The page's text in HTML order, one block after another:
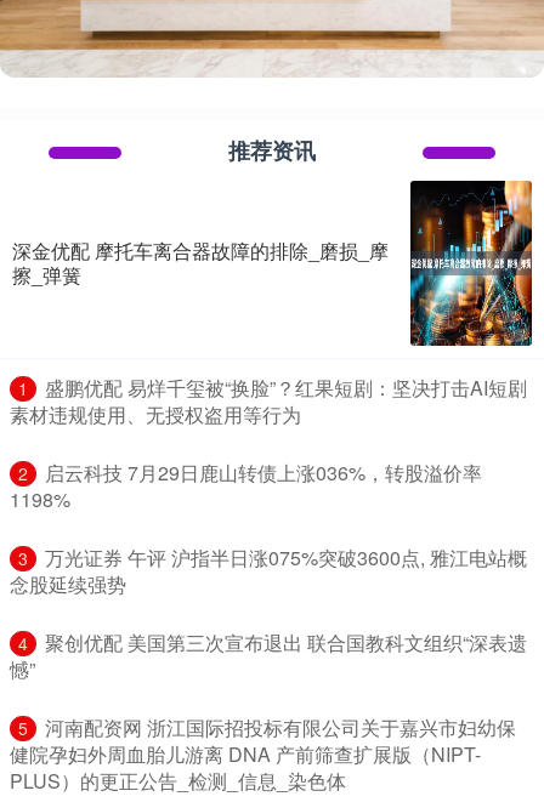
推荐资讯
深金优配 摩托车离合器故障的排除_磨损_摩
擦_弹簧
1
​盛鹏优配 易烊千玺被“换脸”？红果短剧：坚决打击AI短剧
素材违规使用、无授权盗用等行为
2
​启云科技 7月29日鹿山转债上涨036%，转股溢价率
1198%
3
​万光证券 午评 沪指半日涨075%突破3600点, 雅江电站概
念股延续强势
4
​聚创优配 美国第三次宣布退出 联合国教科文组织“深表遗
憾”
5
​河南配资网 浙江国际招投标有限公司关于嘉兴市妇幼保
健院孕妇外周血胎儿游离 DNA 产前筛查扩展版（NIPT-
PLUS）的更正公告_检测_信息_染色体